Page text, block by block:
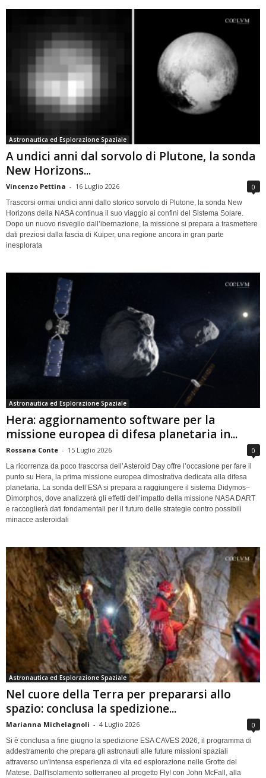
Astronautica ed Esplorazione Spaziale
A undici anni dal sorvolo di Plutone, la sonda
New Horizons...
Vincenzo Pettina - 16 Luglio 2026 0
Trascorsi ormai undici anni dallo storico sorvolo di Plutone, la sonda New
Horizons della NASA continua il suo viaggio ai confini del Sistema Solare.
Dopo un nuovo risveglio dall’ibernazione, la missione si prepara a trasmettere
dati preziosi dalla fascia di Kuiper, una regione ancora in gran parte
inesplorata
Astronautica ed Esplorazione Spaziale
Hera: aggiornamento software per la
missione europea di difesa planetaria in...
Rossana Conte - 15 Luglio 2026 0
La ricorrenza da poco trascorsa dell’Asteroid Day offre l’occasione per fare il
punto su Hera, la prima missione europea dimostrativa dedicata alla difesa
planetaria. La sonda dell’ESA si prepara a raggiungere il sistema Didymos–
Dimorphos, dove analizzerà gli effetti dell’impatto della missione NASA DART
e raccoglierà dati fondamentali per il futuro delle strategie contro possibili
minacce asteroidali
Astronautica ed Esplorazione Spaziale
Nel cuore della Terra per prepararsi allo
spazio: conclusa la spedizione...
Marianna Michelagnoli - 4 Luglio 2026 0
Si è conclusa a fine giugno la spedizione ESA CAVES 2026, il programma di
addestramento che prepara gli astronauti alle future missioni spaziali
attraverso un'intensa esperienza di vita ed esplorazione nelle Grotte del
Matese. Dall'isolamento sotterraneo al progetto Fly! con John McFall, alla